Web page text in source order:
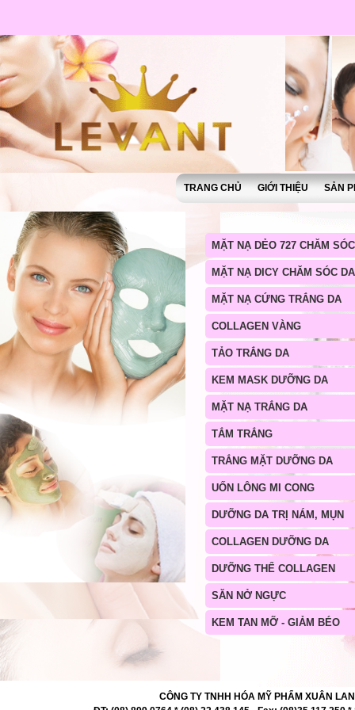
TRANG CHỦ GIỚI THIỆU SẢN
MẶT NẠ DẺO 727 CHĂM
MẶT NẠ DICY CHĂM SÓC DA
MẶT NẠ CỨNG TRẮNG DA
COLLAGEN VÀNG
TẢO TRẮNG DA
KEM MASK DƯỠNG DA
MẶT NẠ TRẮNG DA
TẮM TRẮNG
TRẮNG MẶT DƯỠNG DA
UỐN LÔNG MI CONG
DƯỠNG DA TRỊ NÁM, MỤN
COLLAGEN DƯỠNG DA
DƯỠNG THỂ COLLAGEN
SĂN NỞ NGỰC
KEM TAN MỠ - GIẢM BÉO
CÔNG TY TNHH HÓA MỸ PHẨM XUÂN